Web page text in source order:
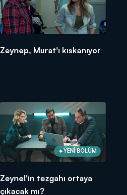
Zeynep, Murat'ı kıskanıyor
YENİ BÖLÜM
Zeynel'in tezgahı ortaya
çıkacak mı?